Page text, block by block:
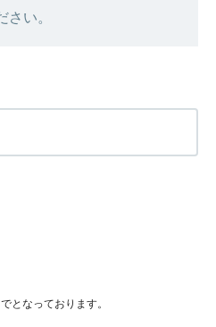
さい。
となっております。